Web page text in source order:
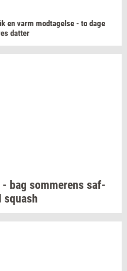
en varm mod­ta­gel­se - to dage
dat­ter
bag som­me­rens saf­
squash